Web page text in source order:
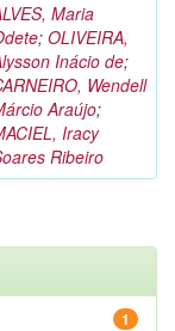
Maria
; OLIVEIRA,
Inácio de;
Wendell
Araújo;
Iracy
Ribeiro
1